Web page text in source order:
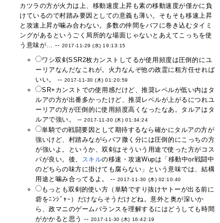
カツラの方が火力は上、移動速度上昇も素の移動速度が僅かに負
けているので村踏み要因としての意義も薄い。そもそも移速上昇
と攻速上昇が噛み合わない。多数の仲間をバフに巻き込むタイミ
ングがあるというごく局所的な場面じゃないとあえてこっちを使
う意味が… -- 2017-11-29 (水) 19:13:15
ワシ双剣SSR2枚カンストしてるが使用頻度は圧倒的にユ
ーリアなんだなこれが。火力なんぞ他の政霊に粗方任せれば
いい。 -- 2017-11-30 (木) 01:20:59
SR+カンストでの使用感だけど、推奨レベルが低い内はタ
ルアの方が出番多かったけど、推奨レベルが上がるにつれユ
ーリアの方が圧倒的に使用頻度高くなったなあ。タルアはタ
ルアで強い。 --2017-11-30 (木) 01:34:24
単騎での戦闘要因として期待するなら確かにタルアの方が
強いけど、村踏みながらバフ撒く分には圧倒的にこっちの方
が強いよ。というか、双剣はそういう用途で使った方がコス
パが良い。後、
スキルの移速・攻速Wupは「移動中or戦闘中
のどちらの味方に掛けても腐らない」という意味では、結構
用途と噛み合ってるよ。 -- 2017-11-30 (木) 02:10:40
もっとも双剣的使い方（単騎ですり抜けヤトーが出る前に
砦をﾆﾝｼﾞｬｰ）だけならそうだけどね。意外と奥が深いか
ら、政マニのゲームバランスを理解するにはどうしても時間
がかかると思う -- 2017-11-30 (木) 16:42:19